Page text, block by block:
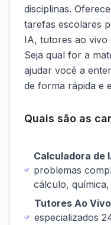
disciplinas.
tarefas escolares
IA, tutores ao vivo
Seja qual for a
ajudar você a
de forma rápida e
Quais são as
Calculadora de
problemas
cálculo,
Tutores Ao Vivo
especializados